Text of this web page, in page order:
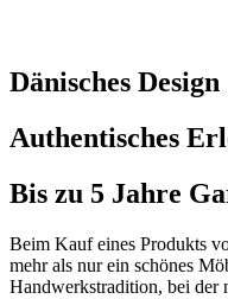
Dänisches Design
Authentisches
Bis zu 5 Jahre
Beim Kauf eines Produkts
mehr als nur ein schönes
Handwerkstradition, bei der